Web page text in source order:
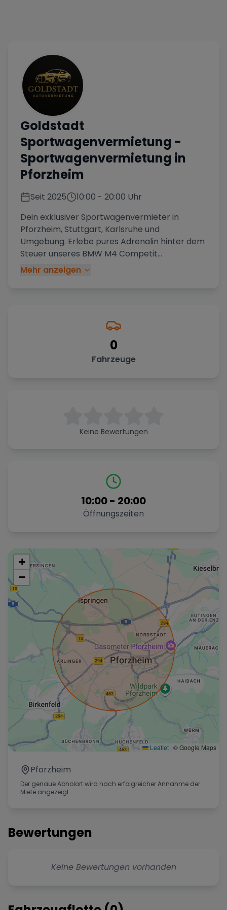
Goldstadt
Sportwagenvermietung -
Sportwagenvermietung in
Pforzheim
Seit 2025 10:00 - 20:00 Uhr
Dein exklusiver Sportwagenvermieter in
Pforzheim, Stuttgart, Karlsruhe und
Umgebung. Erlebe pures Adrenalin hinter dem
Steuer unseres BMW M4 Competit...
Mehr anzeigen
0
Fahrzeuge
Keine Bewertungen
10:00- 20:00
Öffnungszeiten
+
−
Leaflet | © Google Maps
Pforzheim
Der genaue Abholort wird nach erfolgreicher Annahme der
Miete angezeigt.
Bewertungen
Keine Bewertungen vorhanden